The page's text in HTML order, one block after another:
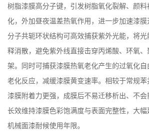
树脂漆膜高分子键，引发树脂氧化裂解、颜
化，外加昼夜温差热氧作用，进一步加速漆膜
分子共轭环状结构可高效捕获紫外光能，将
释消散，避免紫外线直接击穿丙烯酸、环氧
架。同时可捕获漆膜热氧老化产生的过氧化
老化反应，减缓漆膜黄变速率。相较于常规
漆膜附着力更强，成膜后不易迁移析出、不会
长效维持漆膜色彩饱满度与表面完整性，大
机械面漆耐候使用年限。